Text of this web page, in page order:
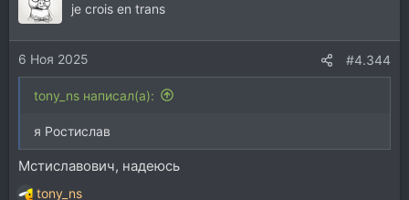
и
и
:
je crois en trans
6 Ноя 2025 #4.344
tony_ns написал(а):
я Ростислав
Мстиславович, надеюсь
tony_ns